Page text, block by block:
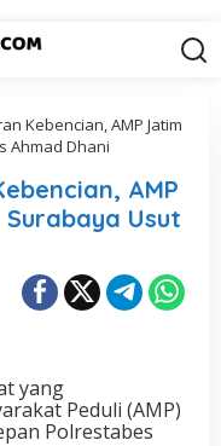
Kebencian, AMP Jatim
Ahmad Dhani
AMP
Usut
yang
Peduli (AMP)
Polrestabes